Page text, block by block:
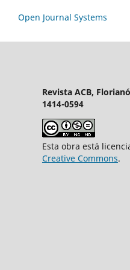
Open Journal Systems
Revista ACB,
1414-0594
Esta obra está
Creative Commons.